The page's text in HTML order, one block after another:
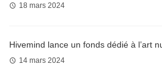
18 mars 2024
Hivemind lance un fonds dédié à l’art
14 mars 2024